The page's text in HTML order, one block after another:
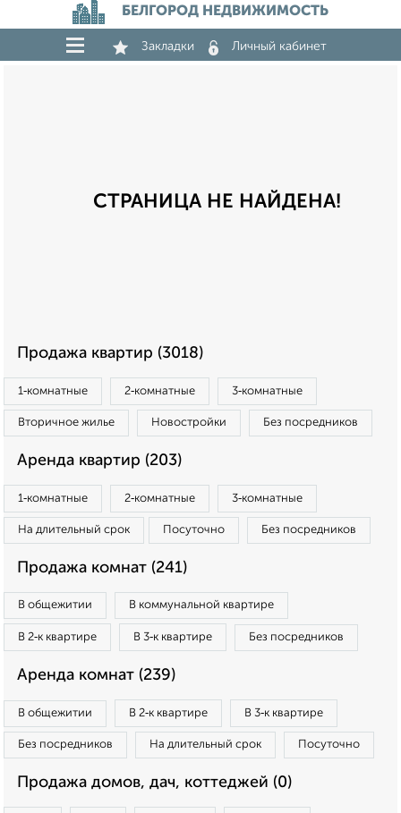
БЕЛГОРОД НЕДВИЖИМОСТЬ
Закладки Личный кабинет
СТРАНИЦА НЕ НАЙДЕНА!
Продажа квартир (3018)
1‑комнатные 2‑комнатные 3‑комнатные
Вторичное жилье Новостройки Без посредников
Аренда квартир (203)
1‑комнатные 2‑комнатные 3‑комнатные
На длительный срок Посуточно Без посредников
Продажа комнат (241)
В общежитии В коммунальной квартире
В 2‑к квартире В 3‑к квартире Без посредников
Аренда комнат (239)
В общежитии В 2‑к квартире В 3‑к квартире
Без посредников На длительный срок Посуточно
Продажа домов, дач, коттеджей (0)